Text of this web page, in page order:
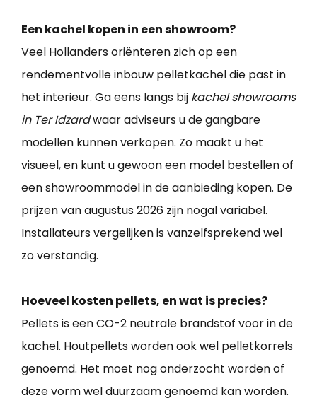
Een kachel kopen in een showroom?
Veel Hollanders oriënteren zich op een
rendementvolle inbouw pelletkachel die past in
het interieur. Ga eens langs bij kachel showrooms
in Ter Idzardwaar adviseurs u de gangbare
modellen kunnen verkopen. Zo maakt u het
visueel, en kunt u gewoon een model bestellen of
een showroommodel in de aanbieding kopen. De
prijzen van augustus 2026 zijn nogal variabel.
Installateurs vergelijken is vanzelfsprekend wel
zo verstandig.
Hoeveel kosten pellets, en wat is precies?
Pellets is een CO-2 neutrale brandstof voor in de
kachel. Houtpellets worden ook wel pelletkorrels
genoemd. Het moet nog onderzocht worden of
deze vorm wel duurzaam genoemd kan worden.